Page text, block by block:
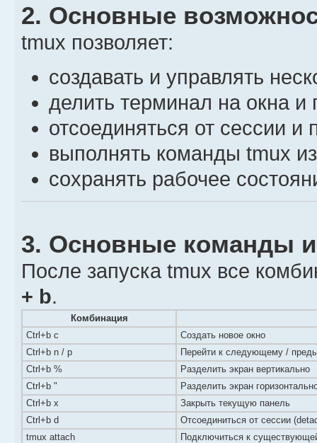
2. Основные
tmux позволяет:
создавать и управлять
делить терминал на окна и
отсоединяться от сессии и
выполнять команды tmux
сохранять рабочее
3. Основные команды
После запуска tmux все
+ b.
Комбинация
Ctrl+b c
Создать новое окно
Ctrl+b n / p
Перейти к следующему /
Ctrl+b %
Разделить экран вертикально
Ctrl+b "
Разделить экран
Ctrl+b x
Закрыть текущую панель
Ctrl+b d
Отсоединиться от сессии
tmux attach
Подключиться к